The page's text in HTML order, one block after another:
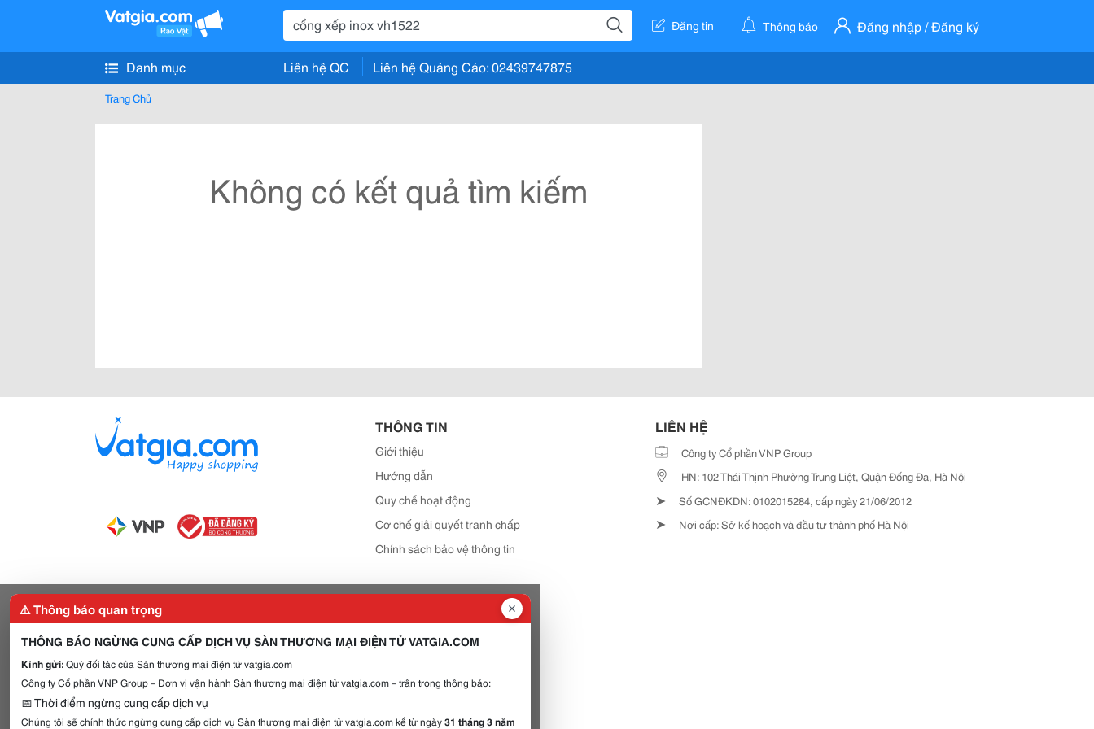
Đăng tin Thông báo Đăng nhập / Đăng ký
Danh mục Liên hệ QC Liên hệ Quảng Cáo: 02439747875
Trang Chủ
Không có kết quả tìm kiếm
THÔNG TIN
Giới thiệu
Hướng dẫn
Quy chế hoạt động
Cơ chế giải quyết tranh chấp
Chính sách bảo vệ thông tin
LIÊN HỆ
Công ty Cổ phần VNP Group
HN: 102 Thái Thịnh Phường Trung Liệt, Quận Đống Đa, Hà Nội
➤ Số GCNĐKDN: 0102015284, cấp ngày 21/06/2012
➤ Nơi cấp: Sở kế hoạch và đầu tư thành phố Hà Nội
⚠️ Thông báo quan trọng
THÔNG BÁO NGỪNG CUNG CẤP DỊCH VỤ SÀN THƯƠNG MẠI ĐIỆN TỬ VATGIA.COM
Kính gửi:Quý đối tác của Sàn thương mại điện tử vatgia.com
Công ty Cổ phần VNP Group – Đơn vị vận hành Sàn thương mại điện tử vatgia.com – trân trọng thông báo:
📅 Thời điểm ngừng cung cấp dịch vụ
Chúng tôi sẽ chính thức ngừng cung cấp dịch vụ Sàn thương mại điện tử vatgia.com kể từ ngày31 tháng 3 năm